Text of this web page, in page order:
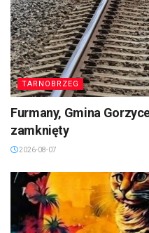
TARNOBRZEG
Furmany, Gmina
zamknięty
2026-08-07